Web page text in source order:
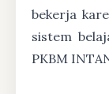
bekerja
sistem
PKBM